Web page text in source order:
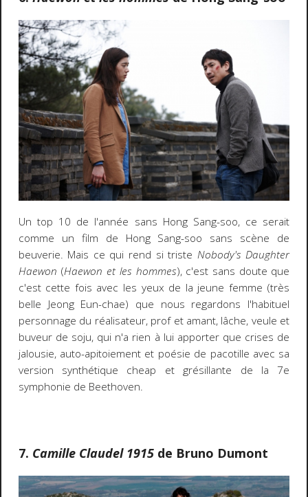
Un top 10 de l'année sans Hong Sang-soo, ce serait
comme un film de Hong Sang-soo sans scène de
beuverie. Mais ce qui rend si triste Nobody's Daughter
Haewon (Haewon et les hommes), c'est sans doute que
c'est cette fois avec les yeux de la jeune femme (très
belle Jeong Eun-chae) que nous regardons l'habituel
personnage du réalisateur, prof et amant, lâche, veule et
buveur de soju, qui n'a rien à lui apporter que crises de
jalousie, auto-apitoiement et poésie de pacotille avec sa
version synthétique cheap et grésillante de la 7e
symphonie de Beethoven.
7. Camille Claudel 1915de Bruno Dumont